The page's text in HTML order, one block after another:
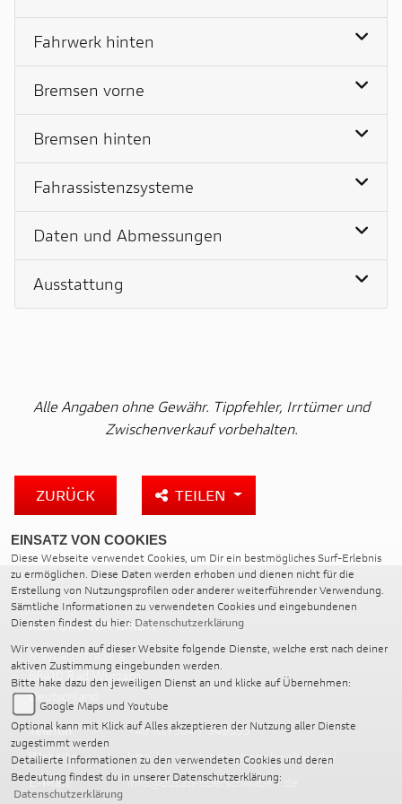
Fahrwerk hinten
Bremsen vorne
Bremsen hinten
Fahrassistenzsysteme
Daten und Abmessungen
Ausstattung
Alle Angaben ohne Gewähr. Tippfehler, Irrtümer und
Zwischenverkauf vorbehalten.
ZURÜCK TEILEN
MOTOMANIA GMBH
Maybachstraße 4
88410 Bad Wurzach
Deutschland
Telefon:
+49 (0)7564 / 949595
Website:
http://www.ducati-oberschwaben.de/
E-Mail:
info@ducati-oberschwaben.de
EINSATZ VON COOKIES
Diese Webseite verwendet Cookies, um Dir ein bestmögliches Surf-Erlebnis
zu ermöglichen. Diese Daten werden erhoben und dienen nicht für die
Erstellung von Nutzungsprofilen oder anderer weiterführender Verwendung.
Sämtliche Informationen zu verwendeten Cookies und eingebundenen
Diensten findest du hier: Datenschutzerklärung
Wir verwenden auf dieser Website folgende Dienste, welche erst nach deiner
aktiven Zustimmung eingebunden werden.
Bitte hake dazu den jeweiligen Dienst an und klicke auf Übernehmen:
Google Maps und Youtube
Optional kann mit Klick auf Alles akzeptieren der Nutzung aller Dienste
zugestimmt werden
Detailierte Informationen zu den verwendeten Cookies und deren
Bedeutung findest du in unserer Datenschutzerklärung:
Datenschutzerklärung